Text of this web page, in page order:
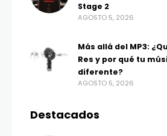
Stage 2
AGOSTO 5, 2026
Más allá del MP3:
Res y por qué tu
diferente?
AGOSTO 5, 2026
Destacados